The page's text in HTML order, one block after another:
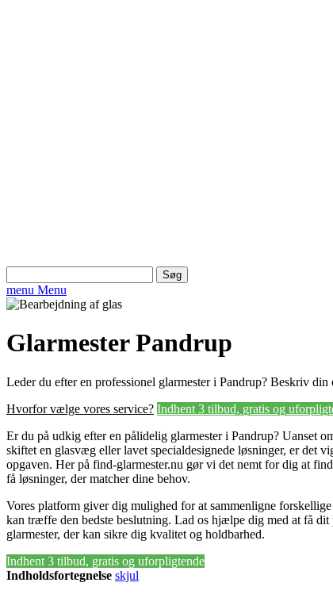
efter:
menu Menu
Glarmester Pandrup
Leder du efter en professionel glarmester i Pandrup? Beskriv
Hvorfor vælge vores service? Indhent 3 tilbud, gratis og
Er du på udkig efter en pålidelig glarmester i Pandrup? Uanset
skiftet en glasvæg eller lavet specialdesignede løsninger, er det
opgaven. Her på find-glarmester.nu gør vi det nemt for dig at
få løsninger, der matcher dine behov.
Vores platform giver dig mulighed for at sammenligne
kan træffe den bedste beslutning. Lad os hjælpe dig med at få dit
glarmester, der kan sikre dig kvalitet og holdbarhed.
Indhent 3 tilbud, gratis og uforpligtende
Indholdsfortegnelse skjul